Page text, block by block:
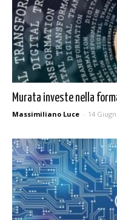
Murata investe nella
Massimiliano Luce - 14